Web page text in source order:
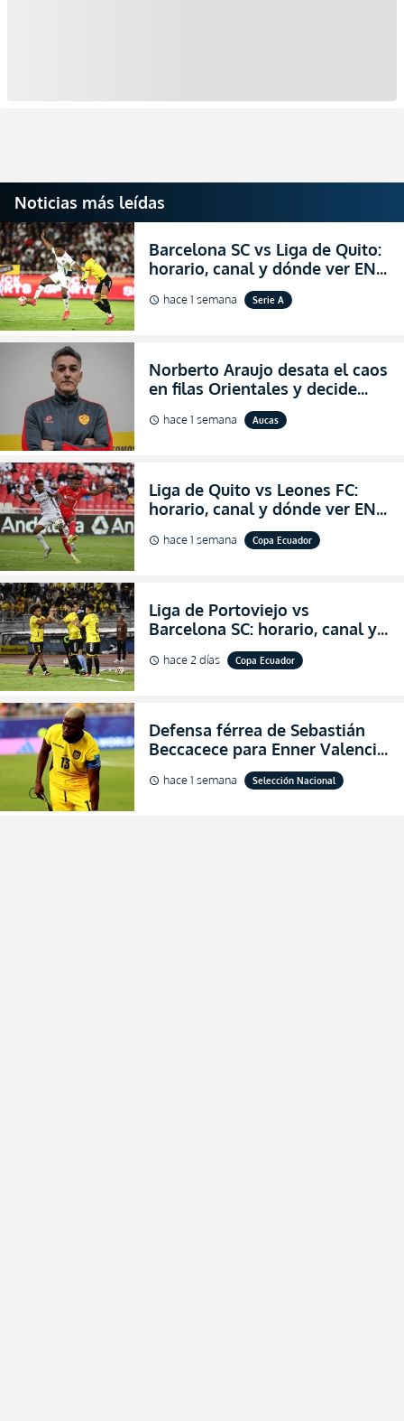
Noticias más leídas
Barcelona SC vs Liga de Quito:
horario, canal y dónde ver EN
VIVO la Fecha 22 de la LigaPro
2026
schedule hace 1 semana Serie A
Norberto Araujo desata el caos
en filas Orientales y decide
abandonar la dirección técnica
de Aucas
schedule hace 1 semana Aucas
Liga de Quito vs Leones FC:
horario, canal y dónde ver EN
VIVO los octavos de final de la
Copa Ecuador 2026
schedule hace 1 semana Copa Ecuador
Liga de Portoviejo vs
Barcelona SC: horario, canal y
dónde ver EN VIVO los octavos
de final de la Copa Ecuador
schedule hace 2 días Copa Ecuador
Defensa férrea de Sebastián
Beccacece para Enner Valencia
al indicar que era el hombre
indicado para Ecuador
schedule hace 1 semana Selección Nacional